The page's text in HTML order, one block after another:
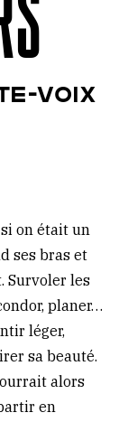
VOIX
on était un
ses bras et
Survoler les
planer…
léger,
sa beauté.
alors
en